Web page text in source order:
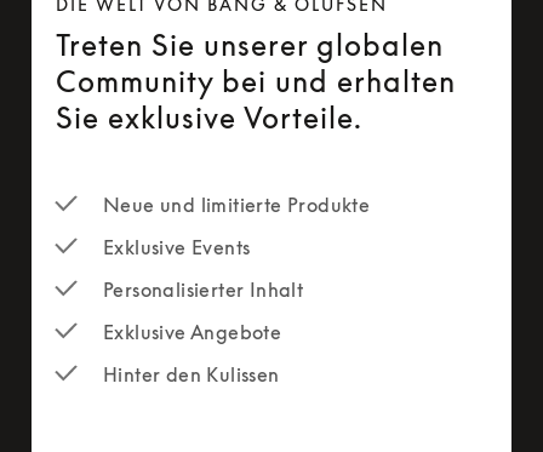
Treten Sie unserer globalen
Community bei und erhalten
Sie exklusive Vorteile.
Neue und limitierte Produkte
Exklusive Events
Personalisierter Inhalt
Exklusive Angebote
Hinter den Kulissen